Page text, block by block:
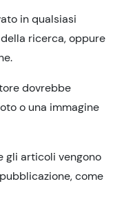
in qualsiasi
ricerca, oppure
dovrebbe
o una immagine
gli articoli vengono
come